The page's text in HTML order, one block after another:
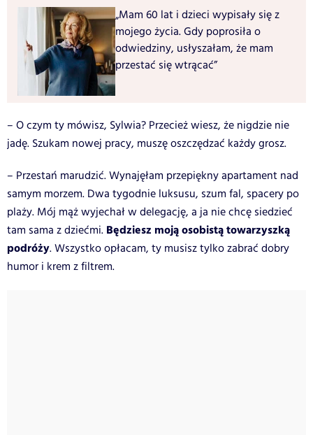
„Mam 60 lat i dzieci wypisały się z
mojego życia. Gdy poprosiła o
odwiedziny, usłyszałam, że mam
przestać się wtrącać”
– O czym ty mówisz, Sylwia? Przecież wiesz, że nigdzie nie
jadę. Szukam nowej pracy, muszę oszczędzać każdy grosz.
– Przestań marudzić. Wynajęłam przepiękny apartament nad
samym morzem. Dwa tygodnie luksusu, szum fal, spacery po
plaży. Mój mąż wyjechał w delegację, a ja nie chcę siedzieć
tam sama z dziećmi. Będziesz moją osobistą towarzyszką
podróży. Wszystko opłacam, ty musisz tylko zabrać dobry
humor i krem z filtrem.